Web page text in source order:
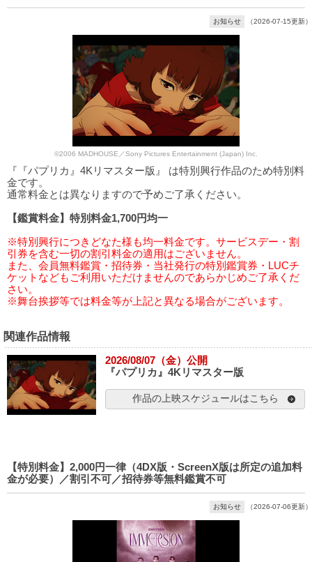
お知らせ （2026-07-15更新）
©2006 MADHOUSE／Sony Pictures Entertainment (Japan) Inc.
『『パプリカ』4Kリマスター版』 は特別興行作品のため特別料
金です。
通常料金とは異なりますので予めご了承ください。
【鑑賞料金】特別料金1,700円均一
※特別興行につきどなた様も均一料金です。サービスデー・割
引券を含む一切の割引料金の適用はございません。
また、会員無料鑑賞・招待券・当社発行の特別鑑賞券・LUCチ
ケットなどもご利用いただけませんのであらかじめご了承くだ
さい。
※舞台挨拶等では料金等が上記と異なる場合がございます。
関連作品情報
2026/08/07（金）公開
『パプリカ』4Kリマスター版
作品の上映スケジュールはこちら
【特別料金】2,000円一律（4DX版・ScreenX版は所定の追加料
金が必要）／割引不可／招待券等無料鑑賞不可
お知らせ （2026-07-06更新）